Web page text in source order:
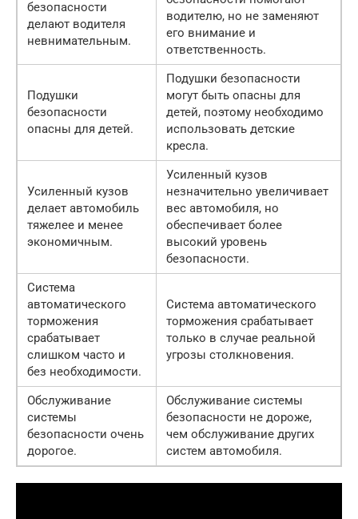
безопасности
делают водителя
невнимательным.
водителю, но не заменяют
его внимание и
ответственность.
Подушки
безопасности
опасны для детей.
Подушки безопасности
могут быть опасны для
детей, поэтому необходимо
использовать детские
кресла.
Усиленный кузов
делает автомобиль
тяжелее и менее
экономичным.
Усиленный кузов
незначительно увеличивает
вес автомобиля, но
обеспечивает более
высокий уровень
безопасности.
Система
автоматического
торможения
срабатывает
слишком часто и
без необходимости.
Система автоматического
торможения срабатывает
только в случае реальной
угрозы столкновения.
Обслуживание
системы
безопасности очень
дорогое.
Обслуживание системы
безопасности не дороже,
чем обслуживание других
систем автомобиля.